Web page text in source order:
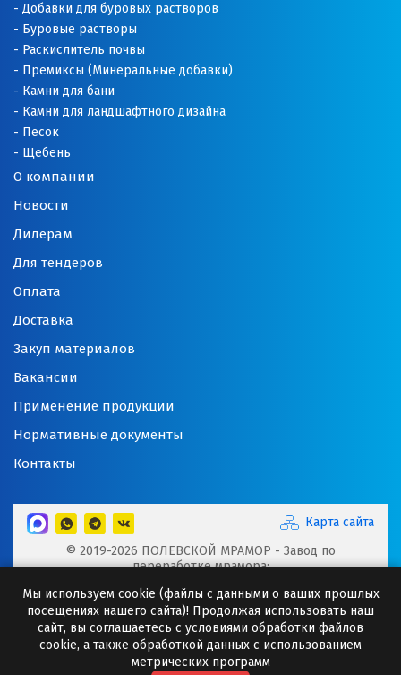
Новокоалиновый
Новокузнецк
Новороссийск
Новосибирск
Новоуральск
Новый Уренгой
Ногинск
Нягань
О
Орел
Орехово-Зуево
П
О компании
Новости
Дилерам
Для тендеров
Оплата
Доставка
Закуп материалов
Вакансии
Применение продукции
Нормативные документы
Контакты
Добавки для буровых растворов
Буровые растворы
Раскислитель почвы
Премиксы (Минеральные добавки)
Камни для бани
Камни для ландшафтного дизайна
Песок
Щебень
Карта сайта
© 2019-2026 ПОЛЕВСКОЙ МРАМОР - Завод по
переработке мрамора:
Минеральные порошки, Добавки для буровых растворов
Сайт носит исключительно информационный характер и
ни при каких случаях информация не может являться
публичной офертой.
Мы используем cookie (файлы с данными о ваших прошлых
посещениях нашего сайта)! Продолжая использовать наш
сайт, вы соглашаетесь с условиями обработки файлов
cookie, а также обработкой данных с использованием
метрических программ